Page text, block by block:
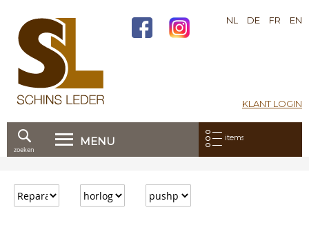
KLANT LOGIN
NL DE FR EN
MENU Mijn bestelling:
items
door
naar
zoeken